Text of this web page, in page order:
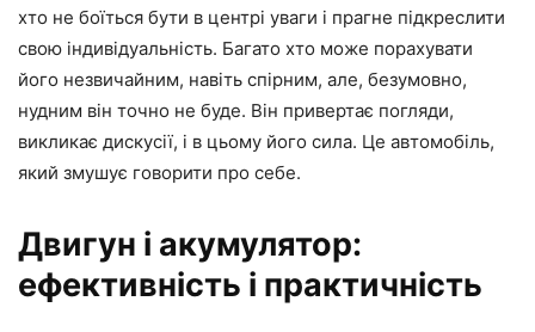
хто не боїться бути в центрі уваги і прагне підкреслити
свою індивідуальність. Багато хто може порахувати
його незвичайним, навіть спірним, але, безумовно,
нудним він точно не буде. Він привертає погляди,
викликає дискусії, і в цьому його сила. Це автомобіль,
який змушує говорити про себе.
Двигун і акумулятор:
ефективність і практичність